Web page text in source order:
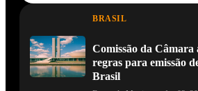
BRASIL
Comissão da Câmara
regras para emissão
Brasil